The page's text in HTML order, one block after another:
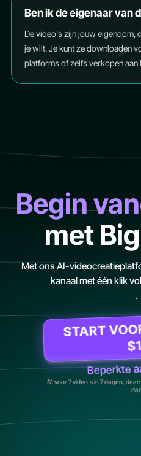
Ben ik de eigenaar van
De video's zijn jouw eigendom,
je wilt. Je kunt ze downloaden
platforms of zelfs verkopen aan
Begin
met
Met ons AI-
kanaal met één klik
.
START
Beperkte
$1 voor 7 video's in 7 dagen,